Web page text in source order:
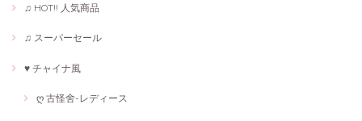
♫ HOT!! 人気商品
♫ スーパーセール
♥ チャイナ風
ღ 古怪舍-レディース